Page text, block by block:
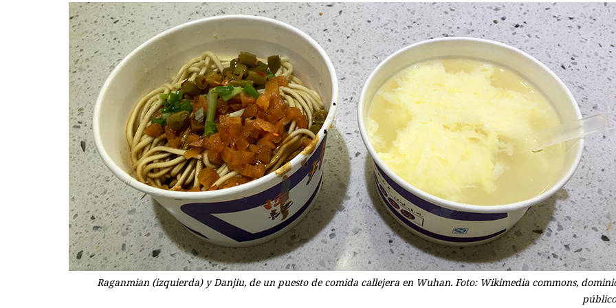
Raganmian (izquierda) y Danjiu, de un puesto de comida callejera en Wuhan. Foto: Wikimedia commons,